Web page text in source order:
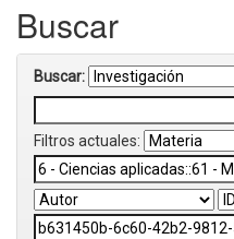
Buscar
Buscar:
Filtros actuales: